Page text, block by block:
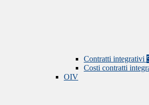
Contratti integrativi
Costi contratti
OIV